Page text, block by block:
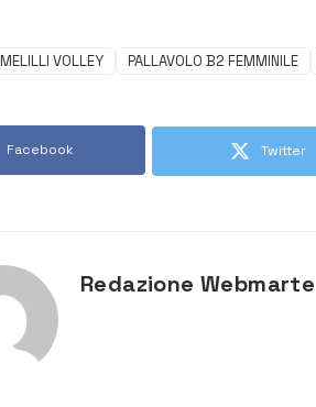
MELILLI VOLLEY PALLAVOLO B2 FEMMINILE
Facebook Twitter
Redazione Webmarte